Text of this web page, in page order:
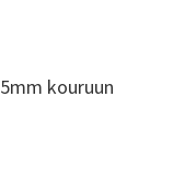
kouruun
kouruun